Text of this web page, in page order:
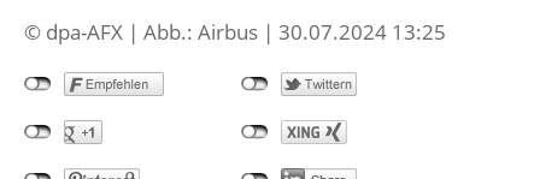
© dpa-AFX | Abb.: Airbus | 30.07.2024 13:25